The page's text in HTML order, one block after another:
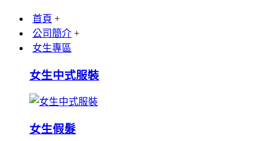
首頁 +
公司簡介 +
女生專區
女生中式服裝
女生假髮